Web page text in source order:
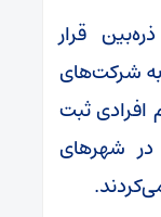
قرار
به شرکت‌های
ثبت
شهرهای